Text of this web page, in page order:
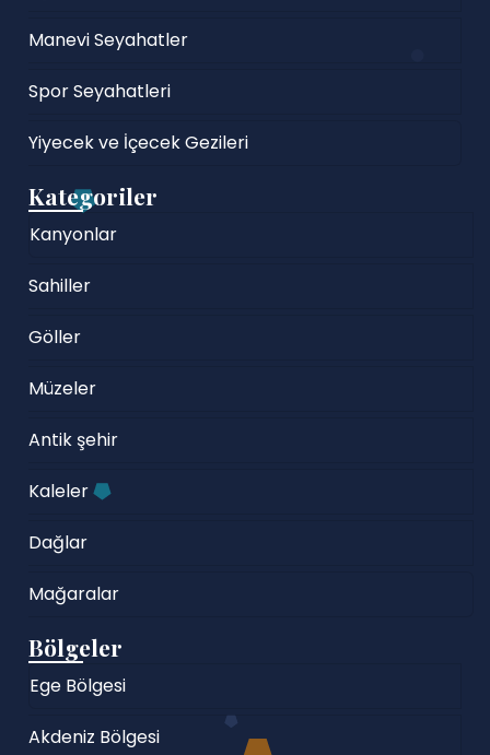
Manevi Seyahatler
Spor Seyahatleri
Yiyecek ve İçecek Gezileri
Kategoriler
Kanyonlar
Sahiller
Göller
Müzeler
Antik şehir
Kaleler
Dağlar
Mağaralar
Bölgeler
Ege Bölgesi
Akdeniz Bölgesi